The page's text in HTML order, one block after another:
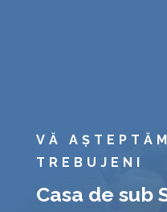
VĂ
TREBUJENI
Casa de sub